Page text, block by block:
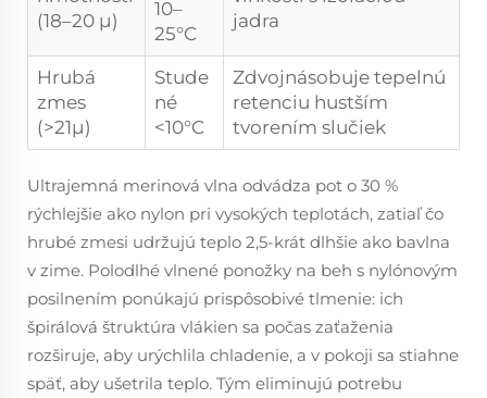
(18–20 µ)
10–
25°C
jadra
Hrubá
zmes
(>21µ)
Stude
né
<10°C
Zdvojnásobuje tepelnú
retenciu hustším
tvorením slučiek
Ultrajemná merinová vlna odvádza pot o 30 %
rýchlejšie ako nylon pri vysokých teplotách, zatiaľ čo
hrubé zmesi udržujú teplo 2,5-krát dlhšie ako bavlna
v zime. Polodlhé vlnené ponožky na beh s nylónovým
posilnením ponúkajú prispôsobivé tlmenie: ich
špirálová štruktúra vlákien sa počas zaťaženia
rozširuje, aby urýchlila chladenie, a v pokoji sa stiahne
späť, aby ušetrila teplo. Tým eliminujú potrebu